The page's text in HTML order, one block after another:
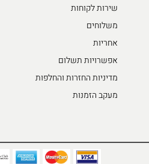
שירות לקוחות
משלוחים
אחריות
אפשרויות תשלום
מדיניות החזרות והחלפות
מעקב הזמנות